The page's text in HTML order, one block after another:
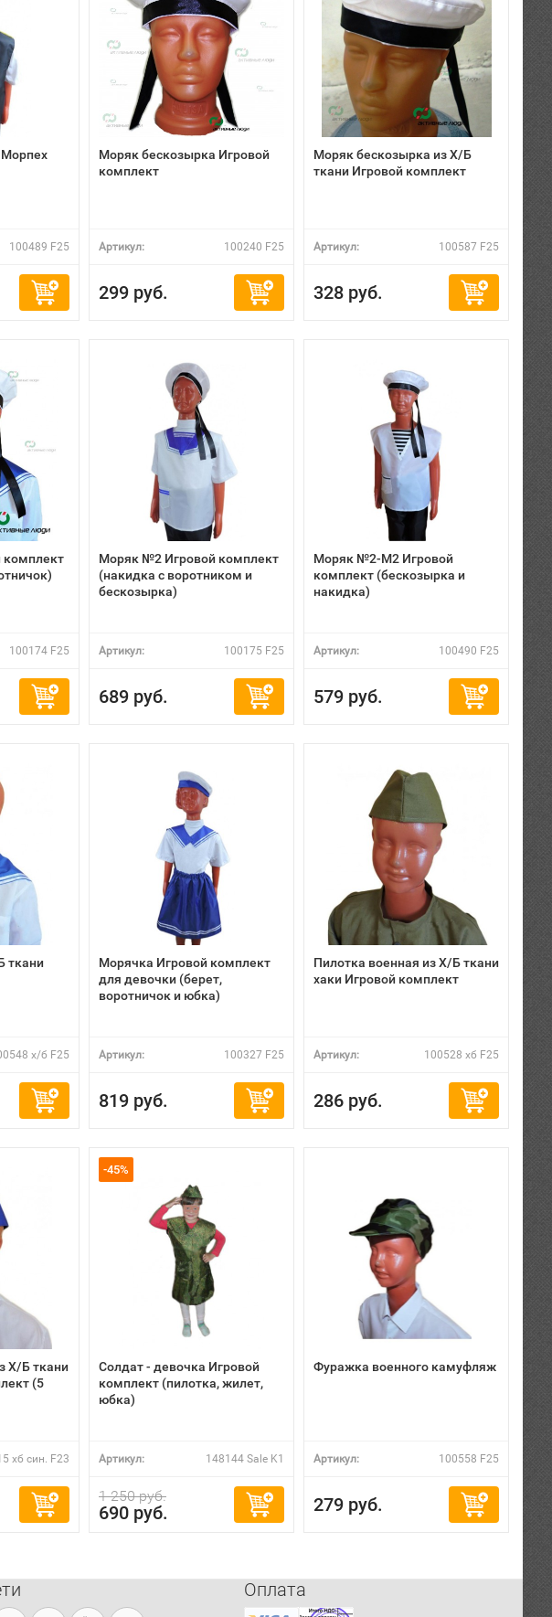
Морпех
100489 F25
Моряк бескозырка Игровой
комплект
Артикул: 100240 F25
299 руб.
Моряк бескозырка из Х/Б
ткани Игровой комплект
Артикул: 100587 F25
328 руб.
100174 F25
Моряк №2 Игровой комплект
(накидка с воротником и
бескозырка)
Артикул: 100175 F25
689 руб.
Моряк №2-М2 Игровой
комплект (бескозырка и
накидка)
Артикул: 100490 F25
579 руб.
ткани
х/б F25
Морячка Игровой комплект
для девочки (берет,
воротничок и юбка)
Артикул: 100327 F25
819 руб.
Пилотка военная из Х/Б ткани
хаки Игровой комплект
Артикул: 100528 хб F25
286 руб.
Х/Б ткани
(5
хб син. F23
-45%
Солдат - девочка Игровой
комплект (пилотка, жилет,
юбка)
Артикул: 148144 Sale K1
1 250 руб.
690 руб.
Фуражка военного камуфляж
Артикул: 100558 F25
279 руб.
Оплата